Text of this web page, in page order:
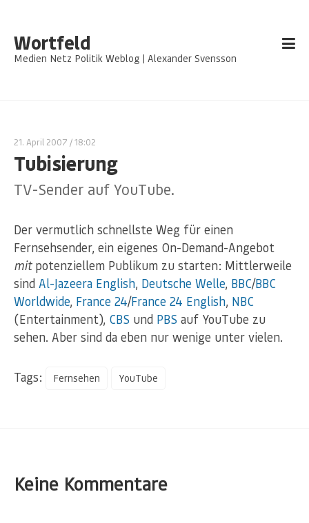
Wortfeld
Medien Netz Politik Weblog | Alexander Svensson
21. April 2007 / 18:02
Tubisierung
TV-Sender auf YouTube.
Der vermutlich schnellste Weg für einen
Fernsehsender, ein eigenes On-Demand-Angebot
mitpotenziellem Publikum zu starten: Mittlerweile
sind Al-Jazeera English, Deutsche Welle, BBC/BBC
Worldwide, France 24/France 24 English, NBC
(Entertainment), CBS und PBS auf YouTube zu
sehen. Aber sind da eben nur wenige unter vielen.
Tags: Fernsehen YouTube
Keine Kommentare